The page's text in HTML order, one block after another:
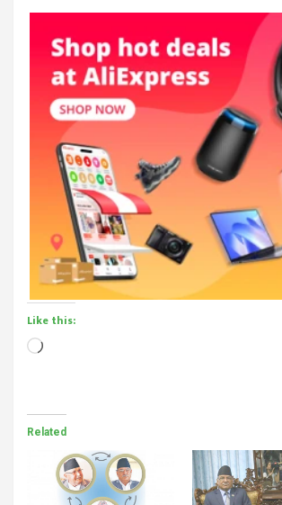
Like this:
Loading…
Related